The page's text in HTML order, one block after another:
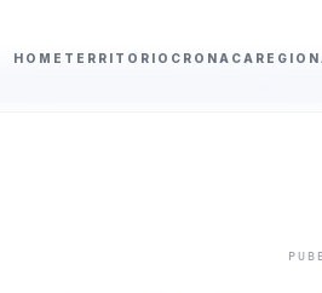
HOME TERRITORIO CRONACA
finisce nel mirino: indaga la polizia